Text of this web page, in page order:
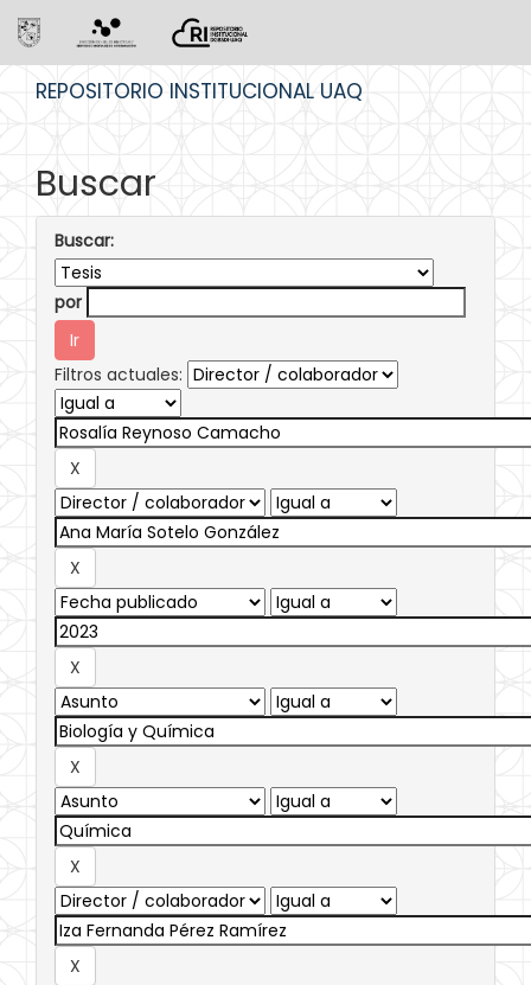
REPOSITORIO INSTITUCIONAL UAQ
Buscar
Buscar:
por
Filtros actuales: